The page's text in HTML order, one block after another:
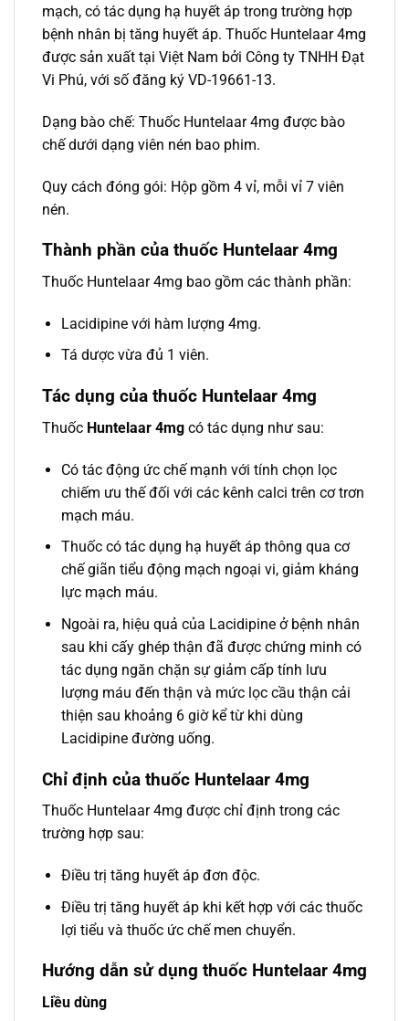
mạch, có tác dụng hạ huyết áp trong trường hợp
bệnh nhân bị tăng huyết áp. Thuốc Huntelaar 4mg
được sản xuất tại Việt Nam bởi Công ty TNHH Đạt
Vi Phú, với số đăng ký VD-19661-13.
Dạng bào chế: Thuốc Huntelaar 4mg được bào
chế dưới dạng viên nén bao phim.
Quy cách đóng gói: Hộp gồm 4 vỉ, mỗi vỉ 7 viên
nén.
Thành phần của thuốc Huntelaar 4mg
Thuốc Huntelaar 4mg bao gồm các thành phần:
Lacidipine với hàm lượng 4mg.
Tá dược vừa đủ 1 viên.
Tác dụng của thuốc Huntelaar 4mg
Thuốc Huntelaar 4mg có tác dụng như sau:
Có tác động ức chế mạnh với tính chọn lọc
chiếm ưu thế đối với các kênh calci trên cơ trơn
mạch máu.
Thuốc có tác dụng hạ huyết áp thông qua cơ
chế giãn tiểu động mạch ngoại vi, giảm kháng
lực mạch máu.
Ngoài ra, hiệu quả của Lacidipine ở bệnh nhân
sau khi cấy ghép thận đã được chứng minh có
tác dụng ngăn chặn sự giảm cấp tính lưu
lượng máu đến thận và mức lọc cầu thận cải
thiện sau khoảng 6 giờ kể từ khi dùng
Lacidipine đường uống.
Chỉ định của thuốc Huntelaar 4mg
Thuốc Huntelaar 4mg được chỉ định trong các
trường hợp sau:
Điều trị tăng huyết áp đơn độc.
Điều trị tăng huyết áp khi kết hợp với các thuốc
lợi tiểu và thuốc ức chế men chuyển.
Hướng dẫn sử dụng thuốc Huntelaar 4mg
Liều dùng